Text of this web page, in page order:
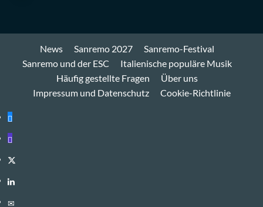
News Sanremo 2027
Sanremo-Festival
Sanremo und der ESC
Italienische populäre Musik
Häufig gestellte Fragen
Über uns
Impressum und Datenschutz
Cookie-Richtlinie
Bluesky
Mastodon
Twitter
LinkedIn
E-